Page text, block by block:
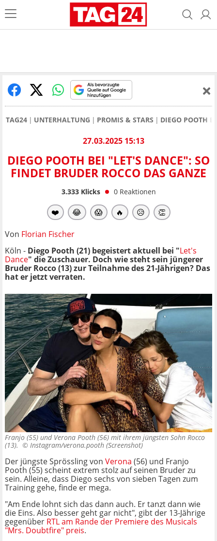
TAG24 UNTERHALTUNG PROMIS & STARS DIEGO POOTH
27.03.2025 15:13
DIEGO POOTH BEI "LET'S DANCE": SO
FINDET BRUDER ROCCO DAS GANZE
3.333Klicks 0 Reaktionen
❤️ 😂 😱 🔥 😥 👏
Von Florian Fischer
Köln - Diego Pooth (21) begeistert aktuell bei "Let's
Dance" die Zuschauer. Doch wie steht sein jüngerer
Bruder Rocco (13) zur Teilnahme des 21-Jährigen? Das
hat er jetzt verraten.
Franjo (55) und Verona Pooth (56) mit ihrem jüngsten Sohn Rocco
(13). © Instagram/verona.pooth (Screenshot)
Der jüngste Sprössling von Verona (56) und Franjo
Pooth (55) scheint extrem stolz auf seinen Bruder zu
sein. Alleine, dass Diego sechs von sieben Tagen zum
Training gehe, finde er mega.
"Am Ende lohnt sich das dann auch. Er tanzt dann wie
die Eins. Also besser geht gar nicht", gibt der 13-Jährige
gegenüber RTL am Rande der Premiere des Musicals
"Mrs. Doubtfire" preis.